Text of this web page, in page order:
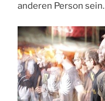
anderen Person sein.